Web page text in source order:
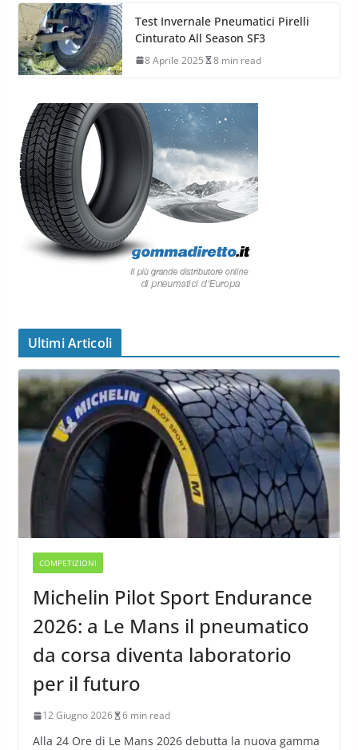
Test Invernale Pneumatici Pirelli
Cinturato All Season SF3
8 Aprile 2025 8 min read
Ultimi Articoli
COMPETIZIONI
Michelin Pilot Sport Endurance
2026: a Le Mans il pneumatico
da corsa diventa laboratorio
per il futuro
12 Giugno 2026 6 min read
Alla 24 Ore di Le Mans 2026 debutta la nuova gamma